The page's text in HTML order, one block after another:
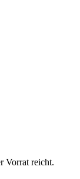
Vorrat reicht.